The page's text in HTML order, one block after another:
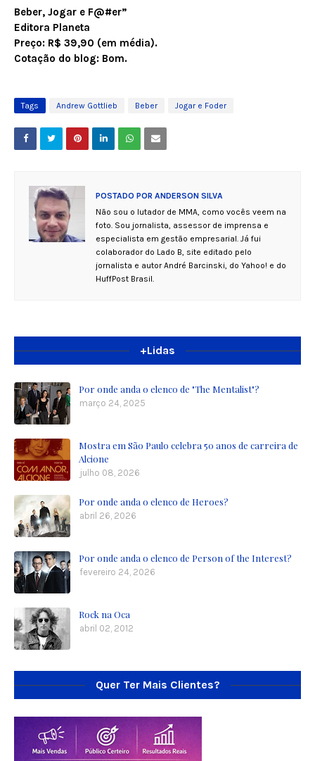
Beber, Jogar e F@#er”
Editora Planeta
Preço: R$ 39,90 (em média).
Cotação do blog: Bom.
Tags Andrew Gottlieb Beber Jogar e Foder
POSTADO POR ANDERSON SILVA
Não sou o lutador de MMA, como vocês veem na
foto. Sou jornalista, assessor de imprensa e
especialista em gestão empresarial. Já fui
colaborador do Lado B, site editado pelo
jornalista e autor André Barcinski, do Yahoo! e do
HuffPost Brasil.
+Lidas
Por onde anda o elenco de "The Mentalist"?
março 24, 2025
Mostra em São Paulo celebra 50 anos de carreira de
Alcione
julho 08, 2026
Por onde anda o elenco de Heroes?
abril 26, 2026
Por onde anda o elenco de Person of the Interest?
fevereiro 24, 2026
Rock na Oca
abril 02, 2012
Quer Ter Mais Clientes?